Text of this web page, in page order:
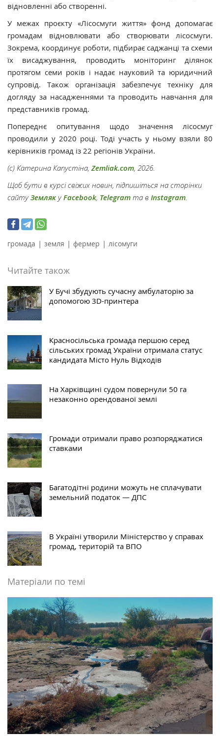
відновленні або створенні.
У межах проєкту «Лісосмуги життя» фонд допомагає
громадам відновлювати або створювати лісосмуги.
Зокрема, координує роботи, підбирає саджанці та схеми
їх висаджування, проводить моніторинг ділянок
протягом семи років і надає науковий та юридичний
супровід. Також організація забезпечує техніку для
догляду за насадженнями та проводить навчання для
представників громад.
Попереднє опитування щодо значення лісосмуг
проводили у 2020 році. Тоді участь у ньому взяли 80
керівників громад із 22 регіонів України.
(с) Катерина Капустіна, Zemliak.com, 2026.
Щоб бути в курсі свіжих новин, підпишіться на сторінки
сайтуЗемлякуFacebook, Telegram та в Instagram
громада | земля | фермер | лісомуги
Читайте також
У Бучі збудують сучасну амбулаторію за
допомогою 3D-принтера
Красносільська громада першою серед
сільських громад України отримала статус
кандидата Місто Нуль Відходів
На Харківщині судом повернули 50 га
незаконно орендованої землі
Громади отримали право розпоряджатися
ставками
Багатодітні родини можуть не сплачувати
земельний податок — ДПС
В Україні утворили Міністерство у справах
громад, територій та ВПО
Матеріали по темі